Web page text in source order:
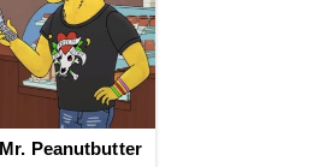
Mr. Peanutbutter